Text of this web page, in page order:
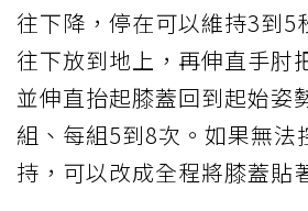
往下降，停在可以維持3到5
往下放到地上，再伸直手肘
並伸直抬起膝蓋回到起始姿
組、每組5到8次。如果無法
持，可以改成全程將膝蓋貼